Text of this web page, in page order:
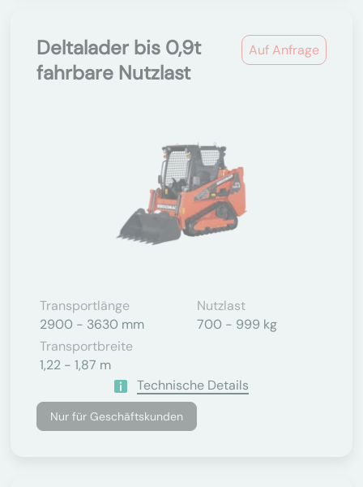
Auf Anfrage
Deltalader bis 0,9t
fahrbare Nutzlast
Transportlänge
2900 - 3630 mm
Nutzlast
700 - 999 kg
Transportbreite
1,22 - 1,87 m
Technische Details
Nur für Geschäftskunden